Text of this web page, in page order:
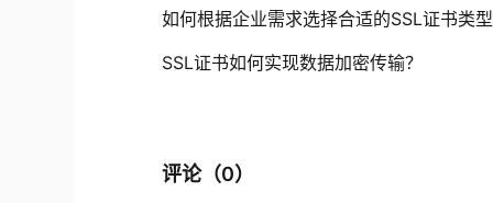
如何根据企业需求选择合适的SSL证书类型
SSL证书如何实现数据加密传输？
评论（0）